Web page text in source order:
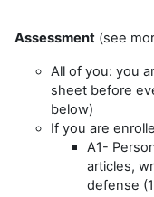
Assessment (see
All of you: you
sheet before
below)
If you are
A1-
articles,
defense